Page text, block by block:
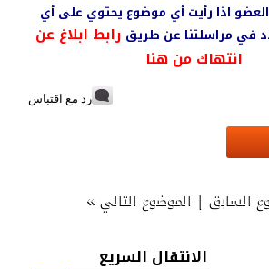
العضو اذا رأيت أي موضوع يحتوي على أي
في مراسلتنا عن طريق رابط ابلاغ عن
انتهاك من هنا
رد مع اقتباس
السابق| الموضوع التالي»
الانتقال السريع